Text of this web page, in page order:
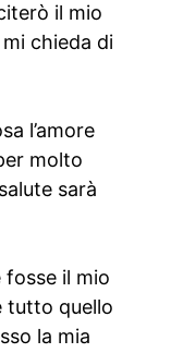
il mio
chieda di
l’amore
molto
sarà
il mio
tutto quello
la mia